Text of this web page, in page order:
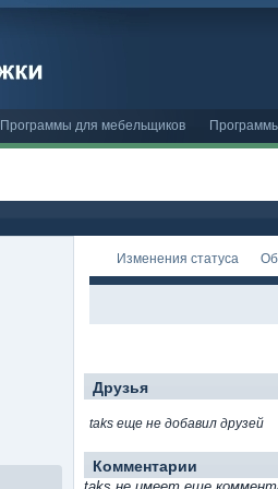
Программы для мебельщиков
Изменения статуса
Друзья
taks еще не добавил друзей
Комментарии